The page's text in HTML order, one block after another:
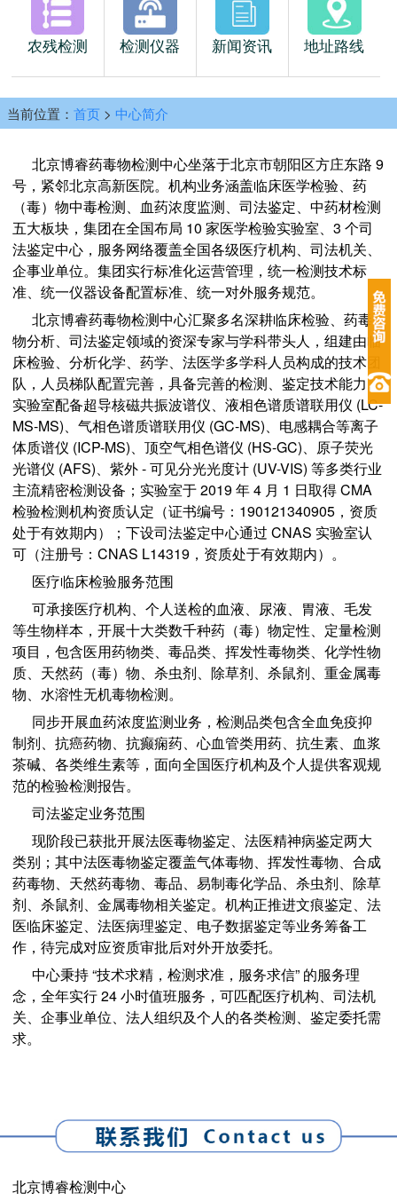
农残检测 检测仪器 新闻资讯 地址路线
当前位置： 首页 > 中心简介
北京博睿药毒物检测中心坐落于北京市朝阳区方庄东路 9
号，紧邻北京高新医院。机构业务涵盖临床医学检验、药
（毒）物中毒检测、血药浓度监测、司法鉴定、中药材检测
五大板块，集团在全国布局 10 家医学检验实验室、3 个司
法鉴定中心，服务网络覆盖全国各级医疗机构、司法机关、
企事业单位。集团实行标准化运营管理，统一检测技术标
准、统一仪器设备配置标准、统一对外服务规范。
北京博睿药毒物检测中心汇聚多名深耕临床检验、药毒
物分析、司法鉴定领域的资深专家与学科带头人，组建由临
床检验、分析化学、药学、法医学多学科人员构成的技术团
队，人员梯队配置完善，具备完善的检测、鉴定技术能力。
实验室配备超导核磁共振波谱仪、液相色谱质谱联用仪 (LC-
MS-MS)、气相色谱质谱联用仪 (GC-MS)、电感耦合等离子
体质谱仪 (ICP-MS)、顶空气相色谱仪 (HS-GC)、原子荧光
光谱仪 (AFS)、紫外 - 可见分光光度计 (UV-VIS) 等多类行业
主流精密检测设备；实验室于 2019 年 4 月 1 日取得 CMA
检验检测机构资质认定（证书编号：190121340905，资质
处于有效期内）；下设司法鉴定中心通过 CNAS 实验室认
可（注册号：CNAS L14319，资质处于有效期内）。
医疗临床检验服务范围
可承接医疗机构、个人送检的血液、尿液、胃液、毛发
等生物样本，开展十大类数千种药（毒）物定性、定量检测
项目，包含医用药物类、毒品类、挥发性毒物类、化学性物
质、天然药（毒）物、杀虫剂、除草剂、杀鼠剂、重金属毒
物、水溶性无机毒物检测。
同步开展血药浓度监测业务，检测品类包含全血免疫抑
制剂、抗癌药物、抗癫痫药、心血管类用药、抗生素、血浆
茶碱、各类维生素等，面向全国医疗机构及个人提供客观规
范的检验检测报告。
司法鉴定业务范围
现阶段已获批开展法医毒物鉴定、法医精神病鉴定两大
类别；其中法医毒物鉴定覆盖气体毒物、挥发性毒物、合成
药毒物、天然药毒物、毒品、易制毒化学品、杀虫剂、除草
剂、杀鼠剂、金属毒物相关鉴定。机构正推进文痕鉴定、法
医临床鉴定、法医病理鉴定、电子数据鉴定等业务筹备工
作，待完成对应资质审批后对外开放委托。
中心秉持 “技术求精，检测求准，服务求信” 的服务理
念，全年实行 24 小时值班服务，可匹配医疗机构、司法机
关、企事业单位、法人组织及个人的各类检测、鉴定委托需
求。
北京博睿检测中心